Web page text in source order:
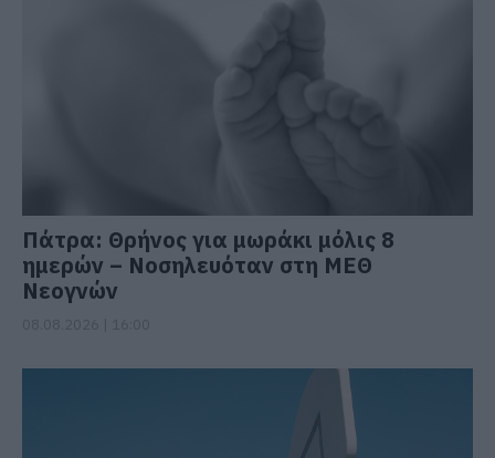
Πάτρα: Θρήνος για μωράκι μόλις 8
ημερών – Νοσηλευόταν στη ΜΕΘ
Νεογνών